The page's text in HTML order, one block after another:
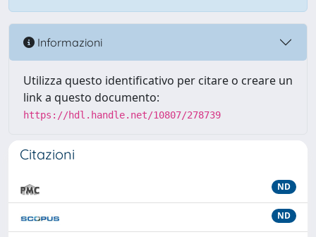
Informazioni
Utilizza questo identificativo per citare o creare un
link a questo documento:
https://hdl.handle.net/10807/278739
Citazioni
ND
ND